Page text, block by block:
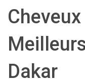
Dakar